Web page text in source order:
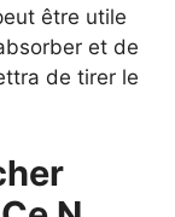
être utile
et de
de tirer le